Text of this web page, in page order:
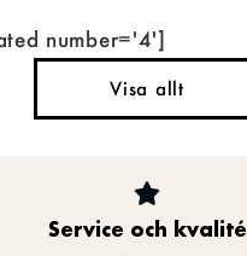
number='4']
Visa allt
Service och kvalité